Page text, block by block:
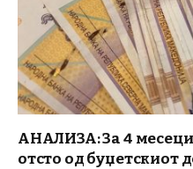
АНАЛИЗА: За 4
отсто од буџетскиот